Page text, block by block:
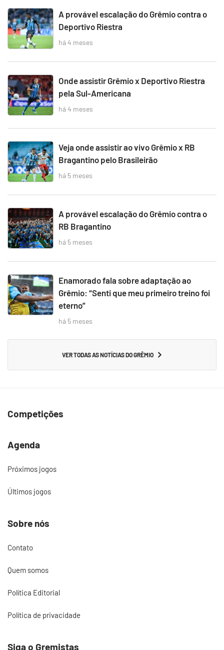
A provável escalação do Grêmio contra o
Deportivo Riestra
há 4 meses
Onde assistir Grêmio x Deportivo Riestra
pela Sul-Americana
há 4 meses
Veja onde assistir ao vivo Grêmio x RB
Bragantino pelo Brasileirão
há 5 meses
A provável escalação do Grêmio contra o
RB Bragantino
há 5 meses
Enamorado fala sobre adaptação ao
Grêmio: “Senti que meu primeiro treino foi
eterno”
há 5 meses
VER TODAS AS NOTÍCIAS DO GRÊMIO
Competições
Agenda
Próximos jogos
Últimos jogos
Sobre nós
Contato
Quem somos
Política Editorial
Política de privacidade
Siga o Gremistas